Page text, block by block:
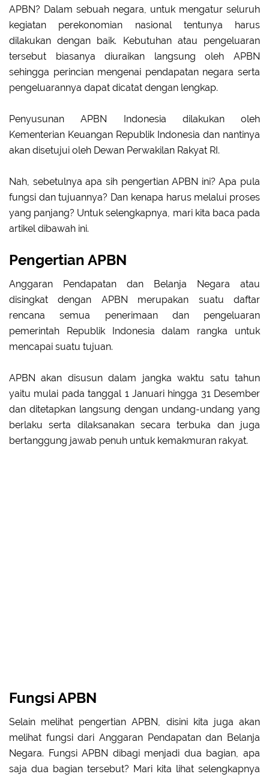
APBN? Dalam sebuah negara, untuk mengatur seluruh
kegiatan perekonomian nasional tentunya harus
dilakukan dengan baik. Kebutuhan atau pengeluaran
tersebut biasanya diuraikan langsung oleh APBN
sehingga perincian mengenai pendapatan negara serta
pengeluarannya dapat dicatat dengan lengkap.
Penyusunan APBN Indonesia dilakukan oleh
Kementerian Keuangan Republik Indonesia dan nantinya
akan disetujui oleh Dewan Perwakilan Rakyat RI.
Nah, sebetulnya apa sih pengertian APBN ini? Apa pula
fungsi dan tujuannya? Dan kenapa harus melalui proses
yang panjang? Untuk selengkapnya, mari kita baca pada
artikel dibawah ini.
Pengertian APBN
Anggaran Pendapatan dan Belanja Negara atau
disingkat dengan APBN merupakan suatu daftar
rencana semua penerimaan dan pengeluaran
pemerintah Republik Indonesia dalam rangka untuk
mencapai suatu tujuan.
APBN akan disusun dalam jangka waktu satu tahun
yaitu mulai pada tanggal 1 Januari hingga 31 Desember
dan ditetapkan langsung dengan undang-undang yang
berlaku serta dilaksanakan secara terbuka dan juga
bertanggung jawab penuh untuk kemakmuran rakyat.
Fungsi APBN
Selain melihat pengertian APBN, disini kita juga akan
melihat fungsi dari Anggaran Pendapatan dan Belanja
Negara. Fungsi APBN dibagi menjadi dua bagian, apa
saja dua bagian tersebut? Mari kita lihat selengkapnya